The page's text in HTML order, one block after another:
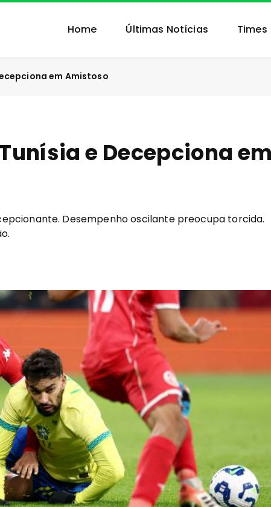
Home Últimas Notícias Times
em Amistoso
e Decepciona
Desempenho oscilante preocupa torcida.